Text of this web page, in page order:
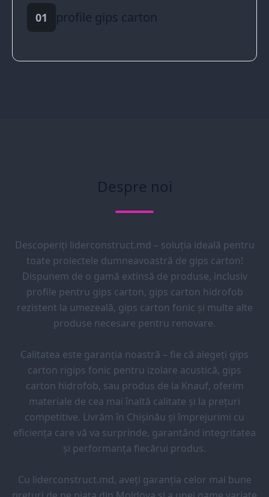
01 profile gips carton
Despre noi
Descoperiți liderconstruct.md – soluția ideală pentru
toate proiectele dumneavoastră de gips carton!
Dispunem de o gamă extinsă de produse, inclusiv
profile pentru gips carton, gips carton hidrofob
rezistent la umezeală, gips carton fonic și multe alte
produse necesare pentru renovare.
Calitatea este garanția noastră – fie că alegeți gips
carton rigips fonic pentru izolare acustică, gips
carton hidrofob, sau produs de la Knauf, oferim
materiale de cea mai înaltă calitate și la prețuri
competitive. Livrăm în Chișinău și împrejurimi cu
eficiența care vă va surprinde, garantând integritatea
și performanța fiecărui produs.
Cu liderconstruct.md, aveți garanția celor mai bune